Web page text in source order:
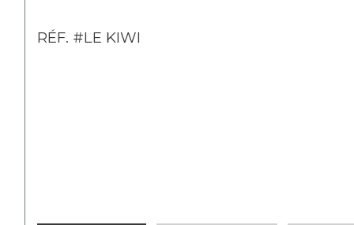
RÉF. #LE KIWI